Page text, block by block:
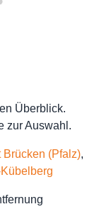
Überblick.
zur Auswahl.
(Pfalz),